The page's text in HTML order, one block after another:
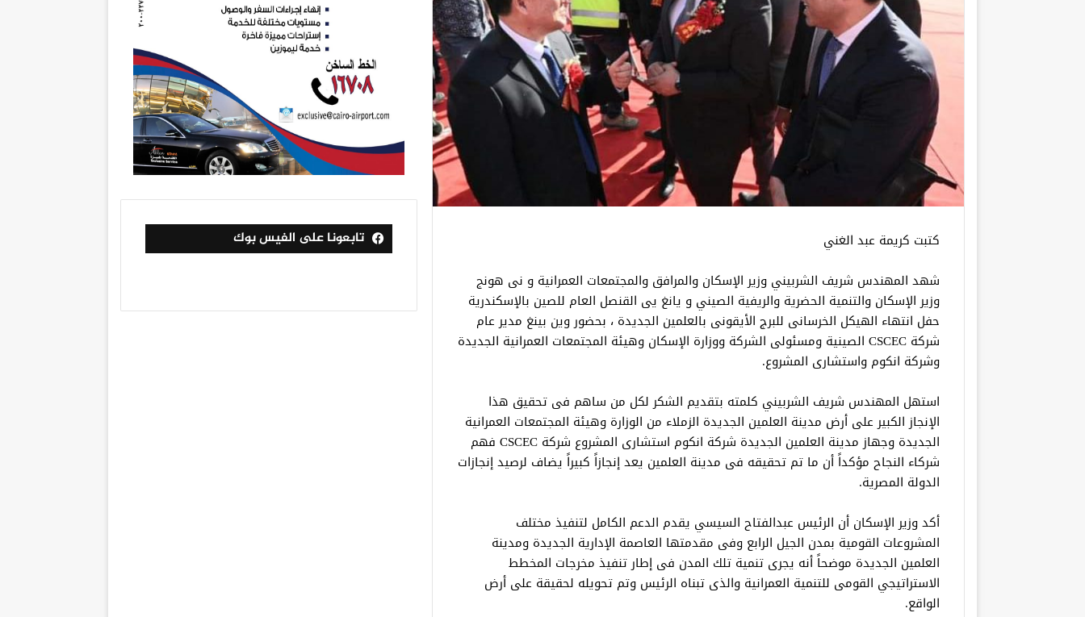
كتبت كريمة عبد الغني
شهد المهندس شريف الشربيني وزير الإسكان والمرافق والمجتمعات العمرانية و نى هونج
وزير الإسكان والتنمية الحضرية والريفية الصيني و يانغ يى القنصل العام للصين بالإسكندرية
حفل انتهاء الهيكل الخرسانى للبرج الأيقونى بالعلمين الجديدة ، بحضور وين بينغ مدير عام
شركة CSCEC الصينية ومسئولى الشركة ووزارة الإسكان وهيئة المجتمعات العمرانية الجديدة
وشركة انكوم واستشارى المشروع.
استهل المهندس شريف الشربيني كلمته بتقديم الشكر لكل من ساهم فى تحقيق هذا
الإنجاز الكبير على أرض مدينة العلمين الجديدة الزملاء من الوزارة وهيئة المجتمعات العمرانية
الجديدة وجهاز مدينة العلمين الجديدة شركة انكوم استشارى المشروع شركة CSCEC فهم
شركاء النجاح مؤكداً أن ما تم تحقيقه فى مدينة العلمين يعد إنجازاً كبيراً يضاف لرصيد إنجازات
الدولة المصرية.
أكد وزير الإسكان أن الرئيس عبدالفتاح السيسي يقدم الدعم الكامل لتنفيذ مختلف
المشروعات القومية بمدن الجيل الرابع وفى مقدمتها العاصمة الإدارية الجديدة ومدينة
العلمين الجديدة موضحاً أنه يجرى تنمية تلك المدن فى إطار تنفيذ مخرجات المخطط
الاستراتيجي القومى للتنمية العمرانية والذى تبناه الرئيس وتم تحويله لحقيقة على أرض
الواقع.
تابعونا على الفيس بوك